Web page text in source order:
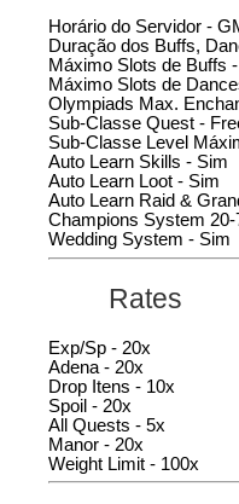
Horário do Servidor -
Duração dos Buffs,
Máximo Slots de Buffs
Máximo Slots de
Olympiads Max.
Sub-Classe Quest -
Sub-Classe Level
Auto Learn Skills - Sim
Auto Learn Loot - Sim
Auto Learn Raid &
Champions System
Wedding System - Sim
Rates
Exp/Sp - 20x
Adena - 20x
Drop Itens - 10x
Spoil - 20x
All Quests - 5x
Manor - 20x
Weight Limit - 100x